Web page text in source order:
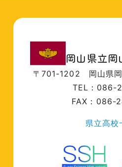
岡山県立岡
〒701-1202 岡山県
TEL：086-
FAX：086-
県立高校